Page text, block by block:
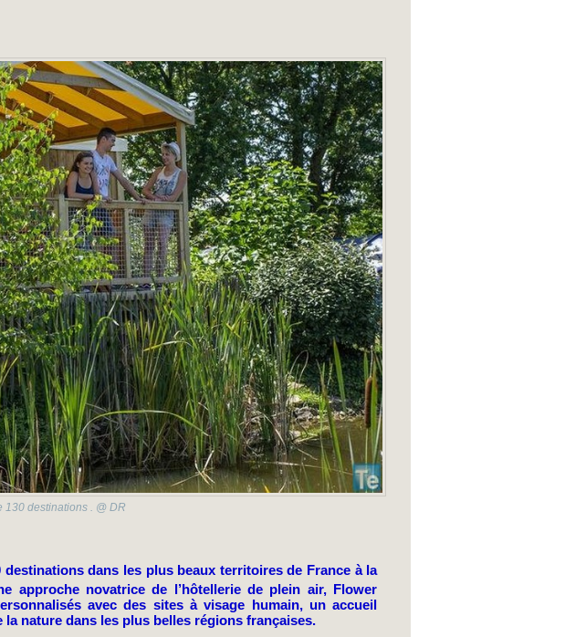
destinations . @ DR
dans les plus beaux territoires de France à la
approche novatrice de l’hôtellerie de plein air, Flower
avec des sites à visage humain, un accueil
nature dans les plus belles régions françaises.